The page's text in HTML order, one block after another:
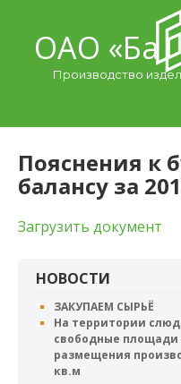
contentОАО
Производство
Пояснения к
балансу за
Загрузить документ
НОВОСТИ
ЗАКУПАЕМ СЫРЬЁ
На территории
свободные площади
размещения
кв.м